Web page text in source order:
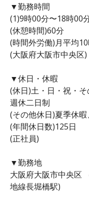
▼勤務時間
(1)9時00分〜18時00
(休憩時間)60分
(時間外労働)月平均
(大阪府大阪市中央区)
▼休日・休暇
(休日)土・日・祝・
週休二日制
(その他休日)夏季休
(年間休日数)125日
(正社員)
▼勤務地
大阪府大阪市中央区
地線長堀橋駅)